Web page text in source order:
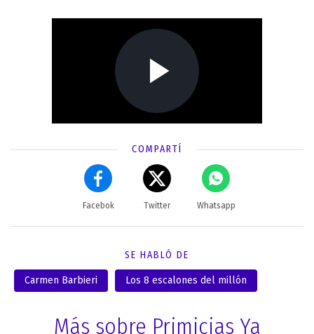
COMPARTÍ
Facebok Twitter Whatsapp
SE HABLÓ DE
Carmen Barbieri Los 8 escalones del millón
Más sobre Primicias Ya